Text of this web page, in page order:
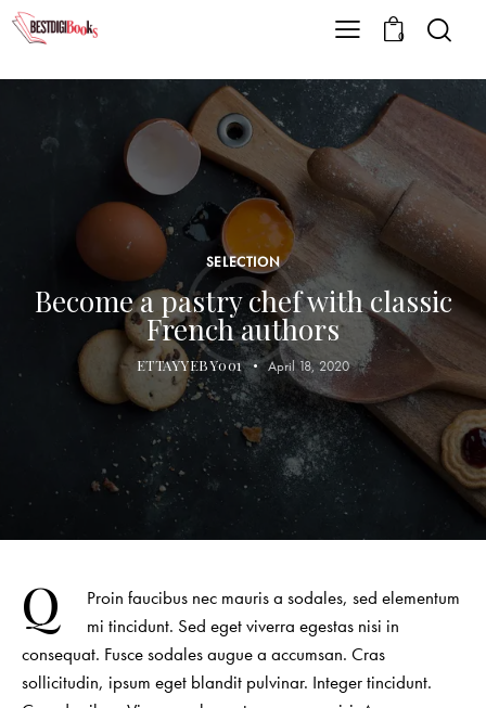
0
SELECTION
Become a pastry chef with classic
French authors
ETTAYYEBY001 April 18, 2020
Q
Proin faucibus nec mauris a sodales, sed elementum
mi tincidunt. Sed eget viverra egestas nisi in
consequat. Fusce sodales augue a accumsan. Cras
sollicitudin, ipsum eget blandit pulvinar. Integer tincidunt.